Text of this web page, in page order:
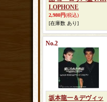
LOPHONE
2,980円(税込)
[在庫数 あり]
No.2
坂本龍一＆デヴィッ